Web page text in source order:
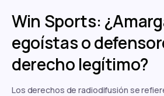
Win Sports:
egoístas o
derecho legítimo?
Los derechos de radiodifusión se